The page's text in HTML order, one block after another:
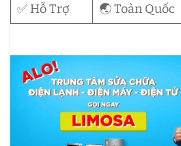
✅ Hỗ Trợ
🌏 Toàn Quốc